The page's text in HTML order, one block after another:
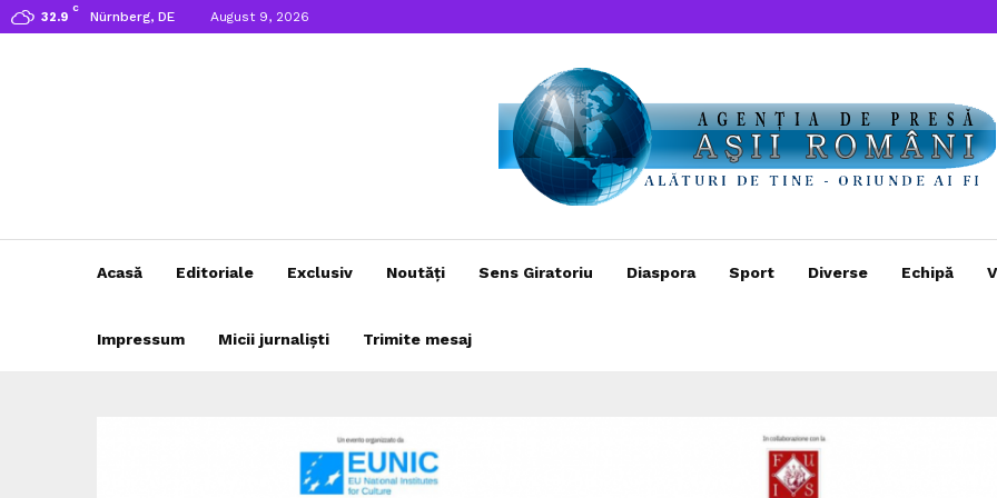
32.9
C
Nürnberg, DE August 9, 2026
Acasă Editoriale Exclusiv Noutăți Sens Giratoriu Diaspora Sport Diverse Echipă
Impressum Micii jurnaliști Trimite mesaj